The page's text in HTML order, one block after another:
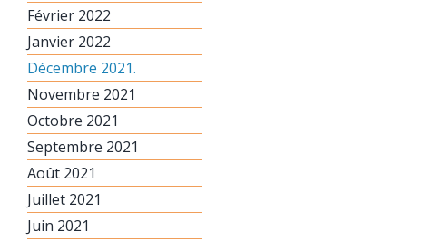
Février 2022
Janvier 2022
Décembre 2021.
Novembre 2021
Octobre 2021
Septembre 2021
Août 2021
Juillet 2021
Juin 2021